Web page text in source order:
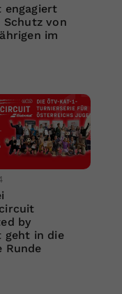
engagiert
Schutz von
im
by
geht in die
Runde